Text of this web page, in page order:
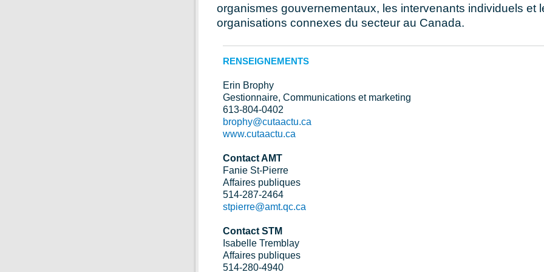
organismes gouvernementaux, les intervenants individuels et
organisations connexes du secteur au Canada.
RENSEIGNEMENTS
Erin Brophy
Gestionnaire, Communications et marketing
613-804-0402
brophy@cutaactu.ca
www.cutaactu.ca
Contact AMT
Fanie St-Pierre
Affaires publiques
514-287-2464
stpierre@amt.qc.ca
Contact STM
Isabelle Tremblay
Affaires publiques
514-280-4940